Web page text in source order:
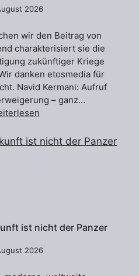
2026
wir den Beitrag von
charakterisiert sie die
zukünftiger Kriege
danken etosmedia für
Navid Kermani: Aufruf
– ganz…
ist nicht der Panzer
2026